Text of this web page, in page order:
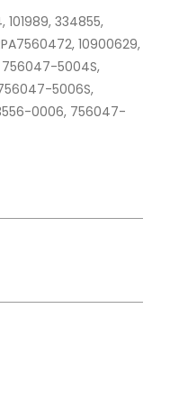
101989, 334855,
10900629,
756047-5004S,
5006S,
0006, 756047-